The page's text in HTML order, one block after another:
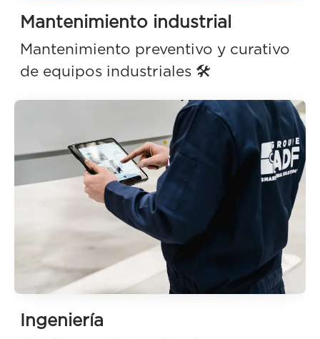
Mantenimiento industrial
Mantenimiento preventivo y curativo
de equipos industriales 🛠️
Ingeniería